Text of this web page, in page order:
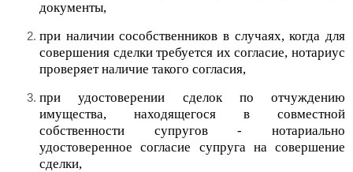
документы,
при наличии сособственников в случаях, когда для
совершения сделки требуется их согласие, нотариус
проверяет наличие такого согласия,
при удостоверении сделок по отчуждению
имущества, находящегося в совместной
собственности супругов - нотариально
удостоверенное согласие супругана совершение
сделки,